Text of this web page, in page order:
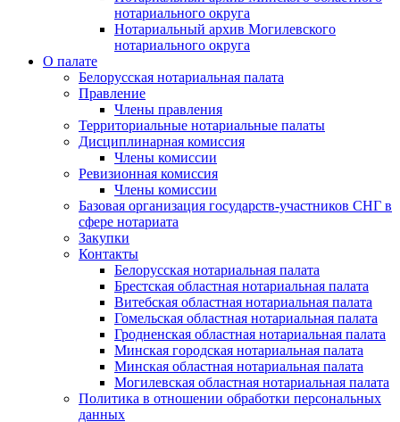
нотариального округа
Нотариальный архив Могилевского
нотариального округа
О палате
Белорусская нотариальная палата
Правление
Члены правления
Территориальные нотариальные палаты
Дисциплинарная комиссия
Члены комиссии
Ревизионная комиссия
Члены комиссии
Базовая организация государств-участников СНГ в
сфере нотариата
Закупки
Контакты
Белорусская нотариальная палата
Брестская областная нотариальная палата
Витебская областная нотариальная палата
Гомельская областная нотариальная палата
Гродненская областная нотариальная палата
Минская городская нотариальная палата
Минская областная нотариальная палата
Могилевская областная нотариальная палата
Политика в отношении обработки персональных
данных